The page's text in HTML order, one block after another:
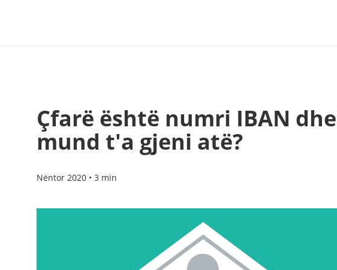
Çfarë është numri IBAN
mund t'a gjeni atë?
Nëntor 2020 • 3 min